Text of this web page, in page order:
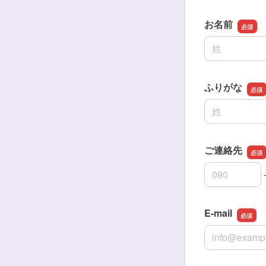
お名前
名前の姓
ふりがな
名前の姓
ご連絡先
ご連絡先の市 -
ご連絡先の市
ご連絡先の加
E-mail
E-mail